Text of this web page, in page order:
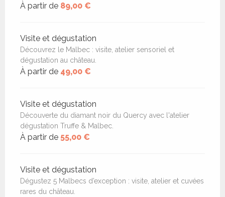
À partir de 89,00 €
Visite et dégustation
Découvrez le Malbec : visite, atelier sensoriel et
dégustation au château.
À partir de 49,00 €
Visite et dégustation
Découverte du diamant noir du Quercy avec l'atelier
dégustation Truffe & Malbec.
À partir de 55,00 €
Visite et dégustation
Dégustez 5 Malbecs d’exception : visite, atelier et cuvées
rares du château.